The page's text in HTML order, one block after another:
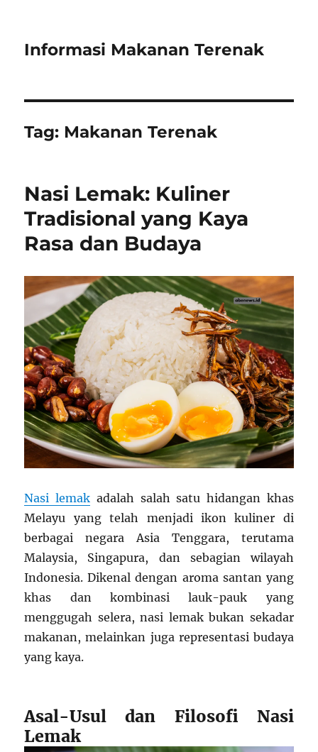
Informasi Makanan Terenak
Tag: Makanan Terenak
Nasi Lemak: Kuliner
Tradisional yang Kaya
Rasa dan Budaya
Nasi lemak adalah salah satu hidangan khas
Melayu yang telah menjadi ikon kuliner di
berbagai negara Asia Tenggara, terutama
Malaysia, Singapura, dan sebagian wilayah
Indonesia. Dikenal dengan aroma santan yang
khas dan kombinasi lauk-pauk yang
menggugah selera, nasi lemak bukan sekadar
makanan, melainkan juga representasi budaya
yang kaya.
Asal-Usul dan Filosofi Nasi
Lemak